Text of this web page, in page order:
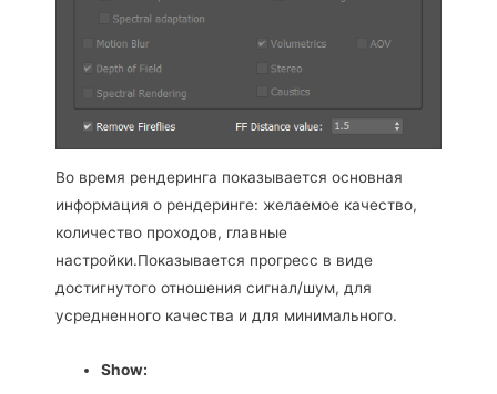
Во время рендеринга показывается основная
информация о рендеринге: желаемое качество,
количество проходов, главные
настройки.Показывается прогресс в виде
достигнутого отношения сигнал/шум, для
усредненного качества и для минимального.
Show: